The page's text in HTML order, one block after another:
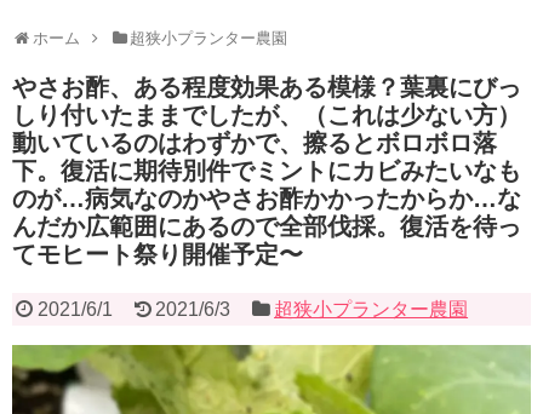
ホーム 超狭小プランター農園
やさお酢、ある程度効果ある模様？葉裏にびっ
しり付いたままでしたが、（これは少ない方）
動いているのはわずかで、擦るとボロボロ落
下。復活に期待別件でミントにカビみたいなも
のが…病気なのかやさお酢かかったからか…な
んだか広範囲にあるので全部伐採。復活を待っ
てモヒート祭り開催予定〜
2021/6/1 2021/6/3 超狭小プランター農園